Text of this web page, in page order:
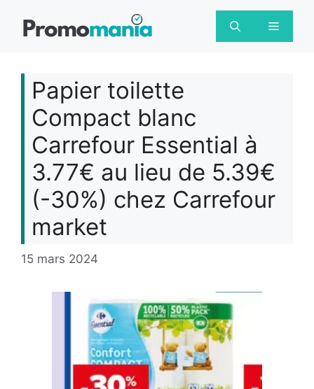
Menu
Papier toilette
Compact blanc
Carrefour Essential à
3.77€ au lieu de 5.39€
(-30%) chez Carrefour
market
15 mars 2024